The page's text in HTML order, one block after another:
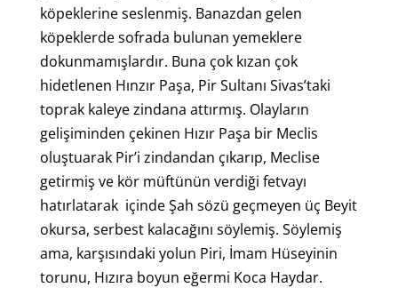
köpeklerine seslenmiş. Banazdan gelen
köpeklerde sofrada bulunan yemeklere
dokunmamışlardır. Buna çok kızan çok
hidetlenen Hınzır Paşa, Pir Sultanı Sivas’taki
toprak kaleye zindana attırmış. Olayların
gelişiminden çekinen Hızır Paşa bir Meclis
oluştuarak Pir’i zindandan çıkarıp, Meclise
getirmiş ve kör müftünün verdiği fetvayı
hatırlatarak içinde Şah sözü geçmeyen üç Beyit
okursa, serbest kalacağını söylemiş. Söylemiş
ama, karşısındaki yolun Piri, İmam Hüseyinin
torunu, Hızıra boyun eğermi Koca Haydar.